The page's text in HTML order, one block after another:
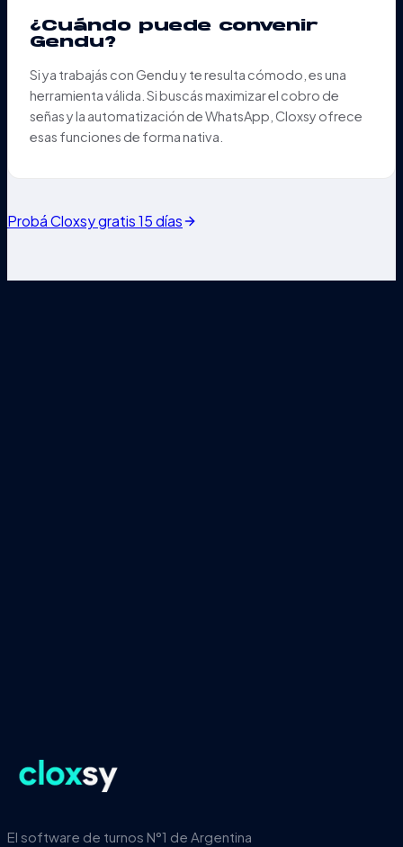
¿Cuándo puede convenir
Gendu?
Si ya trabajás con Gendu y te resulta cómodo, es una
herramienta válida. Si buscás maximizar el cobro de
señas y la automatización de WhatsApp, Cloxsy ofrece
esas funciones de forma nativa.
Probá Cloxsy gratis 15 días
El software de turnos N°1 de Argentina